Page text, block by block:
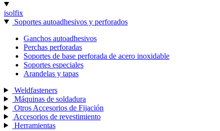
isolfix
Soportes autoadhesivos y perforados
Ganchos autoadhesivos
Perchas perforadas
Soportes de base perforada de acero inoxidable
Soportes especiales
Arandelas y tapas
Weldfasteners
Máquinas de soldadura
Otros Accesorios de Fijación
Accesorios de revestimiento
Herramientas